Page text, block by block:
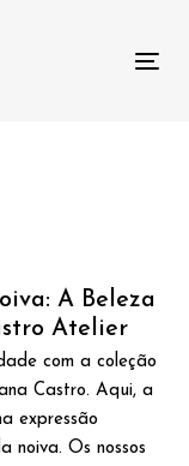
A Beleza
Atelier
com a coleção
Castro. Aqui, a
expressão
noiva. Os nossos